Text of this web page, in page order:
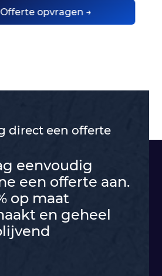
opvragen →
direct een offerte
eenvoudig
een offerte aan.
op maat
en geheel